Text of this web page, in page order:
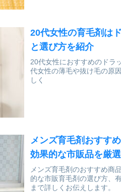
20代女性の育毛剤は
と選び方を紹介
20代女性におすすめのドラ
代女性の薄毛や抜け毛の原
しく
メンズ育毛剤おすす
効果的な市販品を厳
メンズ育毛剤のおすすめ商
的な市販育毛剤の選び方、
まで詳しくお伝えします。